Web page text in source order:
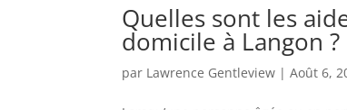
Quelles sont les
domicile à Langon ?
par Lawrence Gentleview |Août 6,